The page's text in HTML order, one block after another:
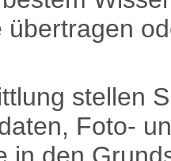
übertragen
stellen
Foto-